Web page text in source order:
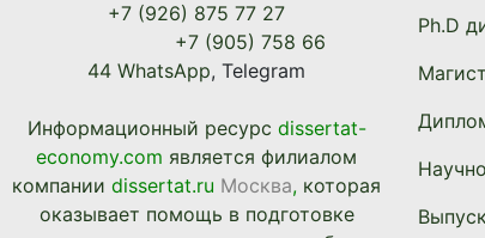
+7 (926) 875 77 27
+7 (905) 758 66
44 WhatsApp, Telegram
Информационный ресурc dissertat-
economy.com является филиалом
компанииdissertat.ru Москва, которая
оказывает помощь в подготовке
Ph.D